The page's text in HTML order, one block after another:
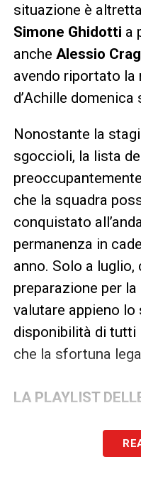
situazione è
Simone Ghidotti a
anche Alessio
avendo riportato la
d’Achille
Nonostante la
sgoccioli, la lista
che la squadra
conquistato
permanenza in
anno. Solo a luglio,
preparazione per
valutare appieno
disponibilità di tutti
che la sfortuna
LA PLAYLIST